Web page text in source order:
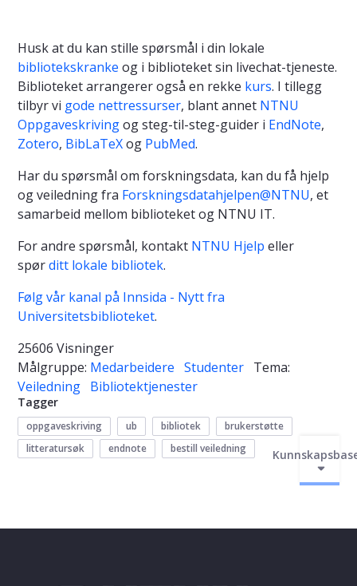
Husk at du kan stille spørsmål i din lokale
bibliotekskranke og i biblioteket sin livechat-tjeneste.
Biblioteket arrangerer også en rekke kurs. I tillegg
tilbyr vi gode nettressurser, blant annet NTNU
Oppgaveskrivingog steg-til-steg-guider i EndNote,
Zotero, BibLaTeXog PubMed.
Har du spørsmål om forskningsdata, kan du få hjelp
og veiledning fra Forskningsdatahjelpen@NTNU, et
samarbeid mellom biblioteket og NTNU IT.
For andre spørsmål, kontakt NTNU Hjelp eller
spørditt lokale bibliotek.
Følg vår kanal på Innsida - Nytt fra
Universitetsbiblioteket.
25606 Visninger
Målgruppe: Medarbeidere Studenter Tema:
Veiledning Bibliotektjenester
Tagger
oppgaveskriving ub bibliotek
brukerstøtte
litteratursøk
endnote bestill veiledning